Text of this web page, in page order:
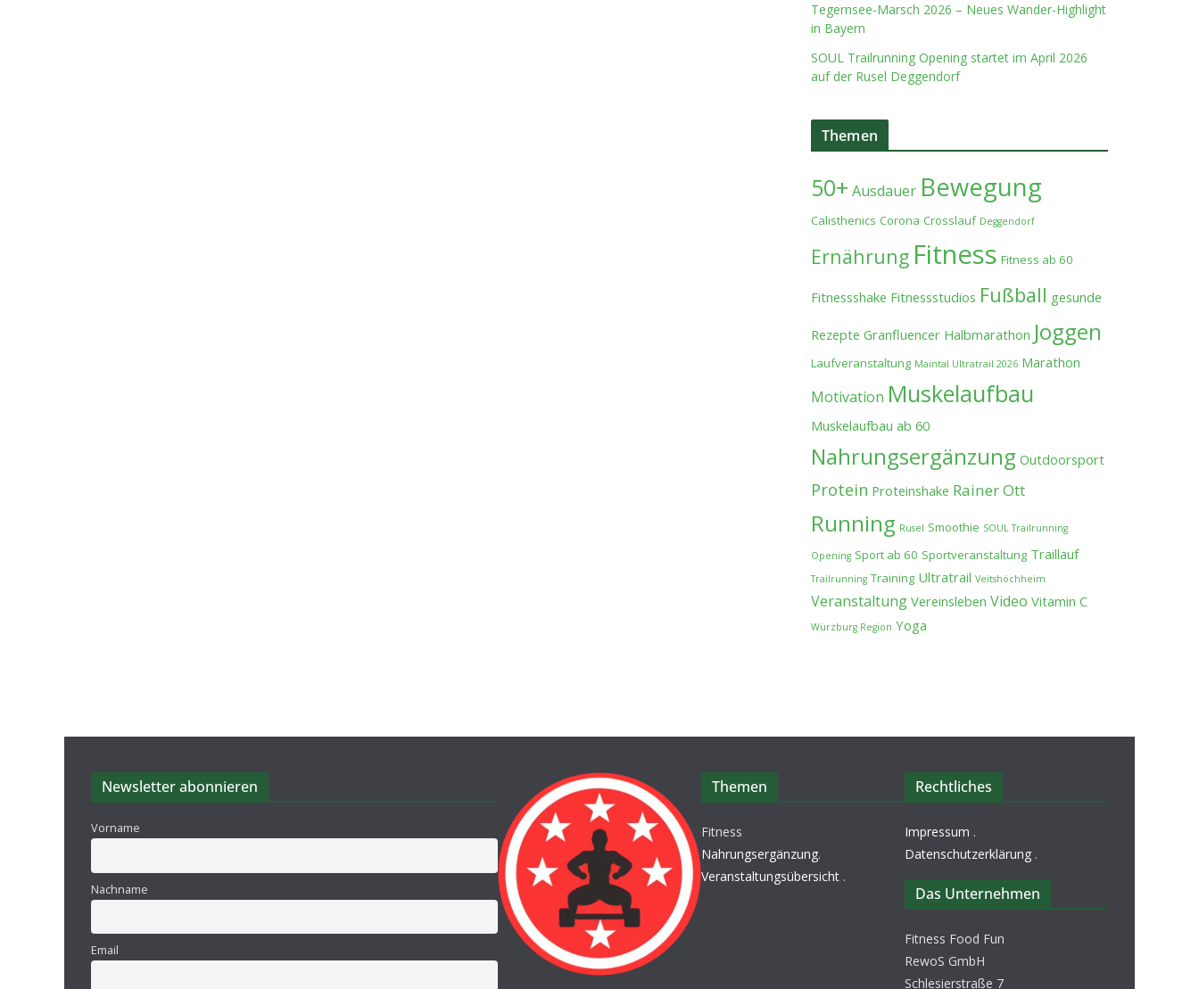
Tegernsee-Marsch 2026 – Neues Wander-Highlight
in Bayern
SOUL Trailrunning Opening startet im April 2026
auf der Rusel Deggendorf
Themen
50+ Ausdauer Bewegung
Calisthenics Corona Crosslauf Deggendorf
Ernährung Fitness Fitness ab 60
Fitnessshake Fitnessstudios Fußball gesunde
Rezepte Granfluencer Halbmarathon Joggen
Laufveranstaltung Maintal Ultratrail 2026 Marathon
Motivation Muskelaufbau
Muskelaufbau ab 60
Nahrungsergänzung Outdoorsport
Protein Proteinshake Rainer Ott
Running Rusel Smoothie SOUL Trailrunning
Opening Sport ab 60 Sportveranstaltung Traillauf
Trailrunning Training Ultratrail Veitshöchheim
Veranstaltung Vereinsleben Video Vitamin C
Würzburg Region Yoga
Newsletter abonnieren
Vorname
Nachname
Email
Themen
Fitness
Nahrungsergänzung.
Veranstaltungsübersicht .
Rechtliches
Impressum .
Datenschutzerklärung .
Das Unternehmen
Fitness Food Fun
RewoS GmbH
Schlesierstraße 7